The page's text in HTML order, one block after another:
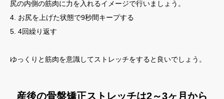
尻の内側の筋肉に力を入れるイメージで行いましょう。
4. お尻を上げた状態で9秒間キープする
5. 4回繰り返す
ゆっくりと筋肉を意識してストレッチをすると良いでしょう。
産後の骨盤矯正ストレッチは2～3ヶ月から